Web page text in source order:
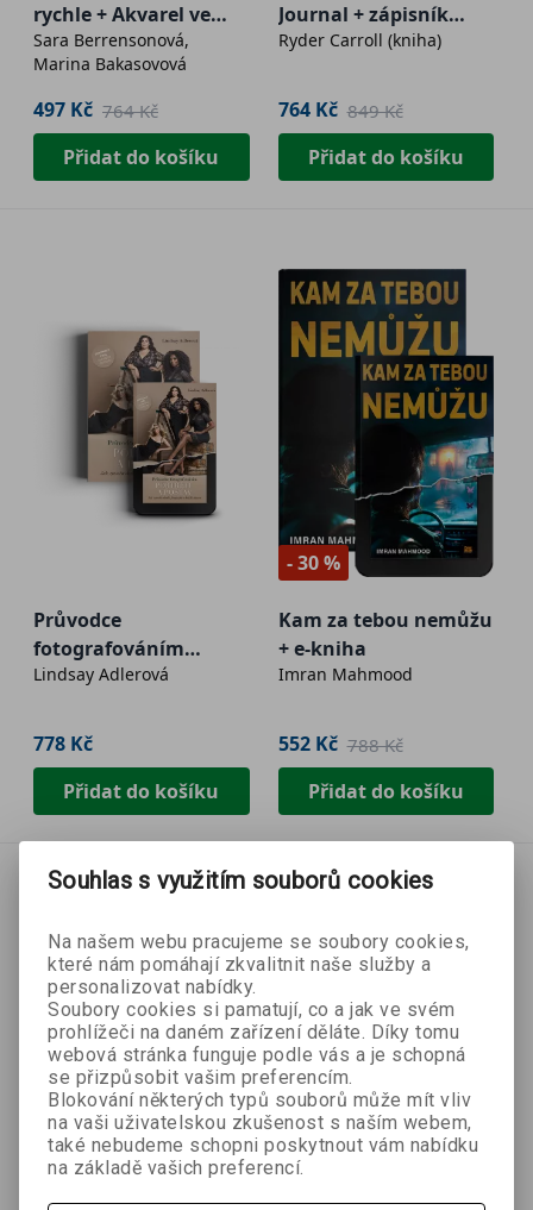
rychle + Akvarel ve
čtyřech krocích
Sara Berrensonová,
Marina Bakasovová
497 Kč 764 Kč
Přidat do košíku
Journal + zápisník
Leuchtturm1917
Ryder Carroll (kniha)
764 Kč 849 Kč
Přidat do košíku
Průvodce
fotografováním
portrétů a postav + e-
Lindsay Adlerová
778 Kč
Přidat do košíku
- 30 %
Kam za tebou nemůžu
+ e-kniha
Imran Mahmood
552 Kč 788 Kč
Přidat do košíku
- 30 % - 30 %
Souhlas s využitím souborů cookies
Na našem webu pracujeme se soubory cookies,
které nám pomáhají zkvalitnit naše služby a
personalizovat nabídky.
Soubory cookies si pamatují, co a jak ve svém
prohlížeči na daném zařízení děláte. Díky tomu
webová stránka funguje podle vás a je schopná
se přizpůsobit vašim preferencím.
Blokování některých typů souborů může mít vliv
na vaši uživatelskou zkušenost s naším webem,
také nebudeme schopni poskytnout vám nabídku
na základě vašich preferencí.